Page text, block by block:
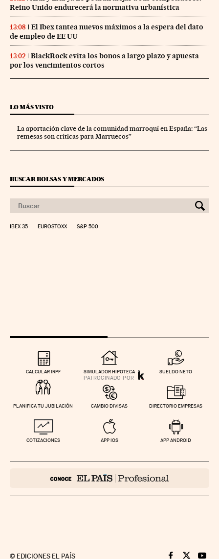
Reino Unido endurecerá la normativa urbanística
13:08
El Ibex tantea nuevos máximos a la espera del dato
de empleo de EE UU
13:02
BlackRock evita los bonos a largo plazo y apuesta
por los vencimientos cortos
LO MÁS VISTO
La aportación clave de la comunidad marroquí en España: “Las
remesas son críticas para Marruecos”
BUSCAR BOLSAS Y MERCADOS
IBEX 35 EUROSTOXX S&P 500
CALCULAR IRPF SIMULADOR HIPOTECA SUELDO NETO
PLANIFICA TU JUBILACIÓN CAMBIO DIVISAS DIRECTORIO EMPRESAS
COTIZACIONES APP IOS APP ANDROID
© EDICIONES EL PAÍS